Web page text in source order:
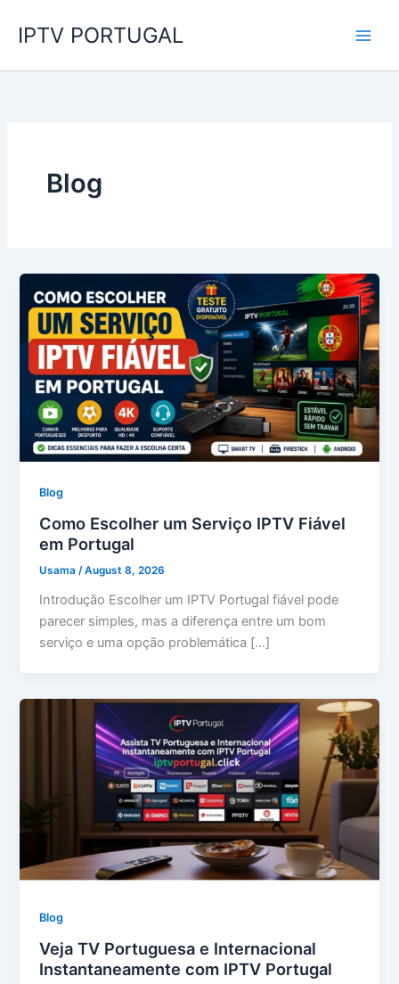
IPTV PORTUGAL
Blog
Blog
Como Escolher um Serviço IPTV Fiável
em Portugal
Usama/August 8, 2026
Introdução Escolher um IPTV Portugal fiável pode
parecer simples, mas a diferença entre um bom
serviço e uma opção problemática […]
Blog
Veja TV Portuguesa e Internacional
Instantaneamente com IPTV Portugal